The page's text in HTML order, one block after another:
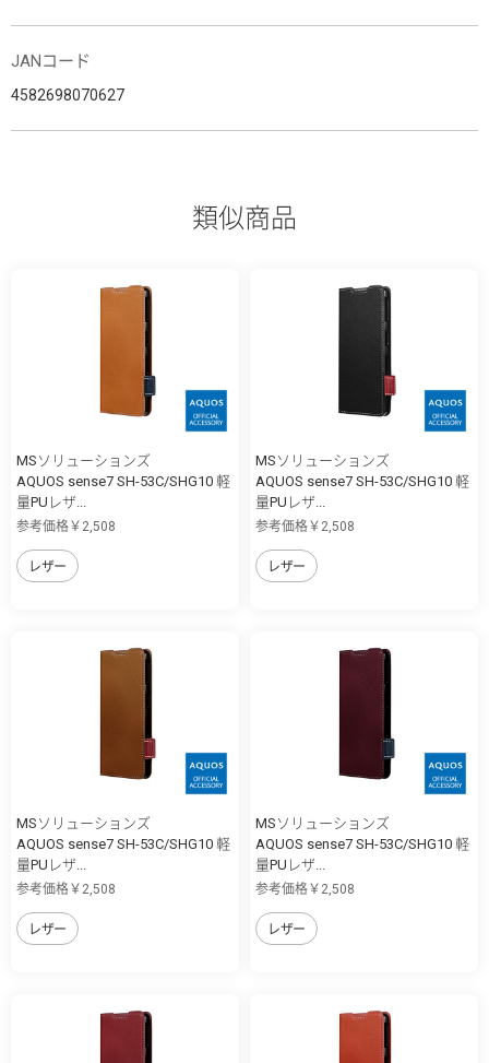
JANコード
4582698070627
類似商品
MSソリューションズ
AQUOS sense7 SH-53C/SHG10 軽
量PUレザ...
参考価格￥2,508
レザー
MSソリューションズ
AQUOS sense7 SH-53C/SHG10 軽
量PUレザ...
参考価格￥2,508
レザー
MSソリューションズ
AQUOS sense7 SH-53C/SHG10 軽
量PUレザ...
参考価格￥2,508
レザー
MSソリューションズ
AQUOS sense7 SH-53C/SHG10 軽
量PUレザ...
参考価格￥2,508
レザー